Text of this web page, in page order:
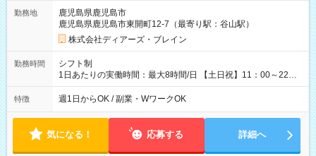
勤務地
鹿児島県鹿児島市
鹿児島県鹿児島市東開町12-7（最寄り駅：谷山駅）
株式会社ディアーズ・ブレイン
勤務時間
シフト制
1日あたりの実働時間：最大8時間/日 【土日祝】11：00～22：
00/実働6～8時間 週1～2日勤務相談可 【勤務期間】6か月以上
特徴 週1日からOK / 副業・WワークOK
気になる！ 応募する 詳細へ